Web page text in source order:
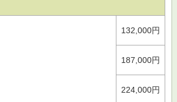
132,000円
187,000円
224,000円